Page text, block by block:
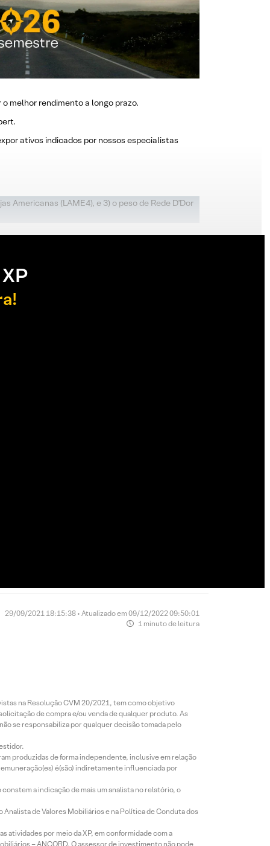
melhor rendimento a longo prazo.
ativos indicados por nossos especialistas
Americanas (LAME4), e 3) o peso de Rede D’Dor
29/09/2021 18:15:38 • Atualizado em 09/12/2022 09:50:01
1 minuto de leitura
na Resolução CVM 20/2021, tem como objetivo
de compra e/ou venda de qualquer produto. As
se responsabiliza por qualquer decisão tomada pelo
produzidas de forma independente, inclusive em relação
é(são) indiretamente influenciada por
a indicação de mais um analista no relatório, o
de Valores Mobiliários e na Política de Conduta dos
atividades por meio da XP, em conformidade com a
– ANCORD. O assessor de investimento não pode